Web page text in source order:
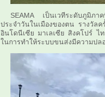
SEAMA เป็นเวทีระดับภูมิภา
ประจำวันในเมืองของตน รางวัล
อินโดนีเซีย มาเลเซีย สิงคโปร์ ไ
ในการทำให้ระบบขนส่งมีความป